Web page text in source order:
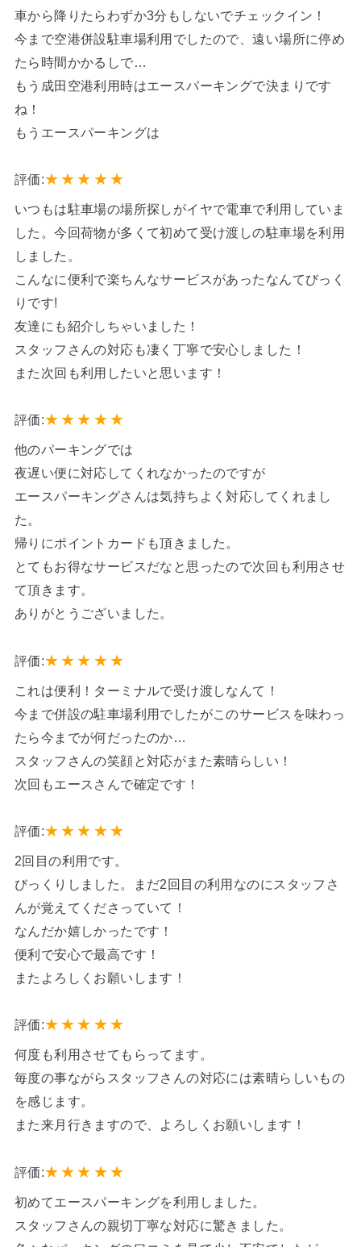
車から降りたらわずか3分もしないでチェックイン！
今まで空港併設駐車場利用でしたので、遠い場所に停め
たら時間かかるしで…
もう成田空港利用時はエースパーキングで決まりです
ね！
もうエースパーキングは
評価:★ ★ ★ ★ ★
いつもは駐車場の場所探しがイヤで電車で利用していま
した。今回荷物が多くて初めて受け渡しの駐車場を利用
しました。
こんなに便利で楽ちんなサービスがあったなんてびっく
りです!
友達にも紹介しちゃいました！
スタッフさんの対応も凄く丁寧で安心しました！
また次回も利用したいと思います！
評価:★ ★ ★ ★ ★
他のパーキングでは
夜遅い便に対応してくれなかったのですが
エースパーキングさんは気持ちよく対応してくれまし
た。
帰りにポイントカードも頂きました。
とてもお得なサービスだなと思ったので次回も利用させ
て頂きます。
ありがとうございました。
評価:★ ★ ★ ★ ★
これは便利！ターミナルで受け渡しなんて！
今まで併設の駐車場利用でしたがこのサービスを味わっ
たら今までが何だったのか…
スタッフさんの笑顔と対応がまた素晴らしい！
次回もエースさんで確定です！
評価:★ ★ ★ ★ ★
2回目の利用です。
びっくりしました。まだ2回目の利用なのにスタッフさ
んが覚えてくださっていて！
なんだか嬉しかったです！
便利で安心で最高です！
またよろしくお願いします！
評価:★ ★ ★ ★ ★
何度も利用させてもらってます。
毎度の事ながらスタッフさんの対応には素晴らしいもの
を感じます。
また来月行きますので、よろしくお願いします！
評価:★ ★ ★ ★ ★
初めてエースパーキングを利用しました。
スタッフさんの親切丁寧な対応に驚きました。